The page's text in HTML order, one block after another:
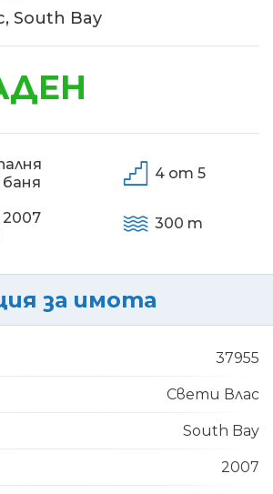
South Bay
баня
4 от 5
300 m
за имота
37955
Свети Влас
South Bay
2007